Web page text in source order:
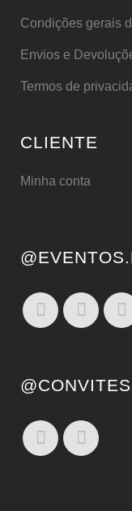
Condições gerais
Envios e
Termos de
CLIENTE
Minha conta